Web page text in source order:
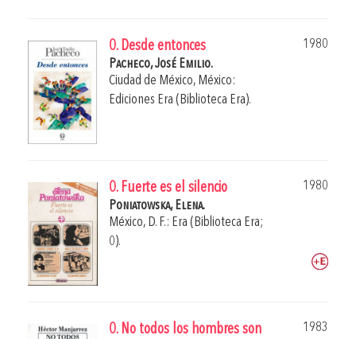
0. Desde entonces
1980
Pacheco, José Emilio.
Ciudad de México, México:
Ediciones Era (Biblioteca Era).
0. Fuerte es el silencio
1980
Poniatowska, Elena.
México, D. F.: Era (Biblioteca Era;
0).
0. No todos los hombres son
1983